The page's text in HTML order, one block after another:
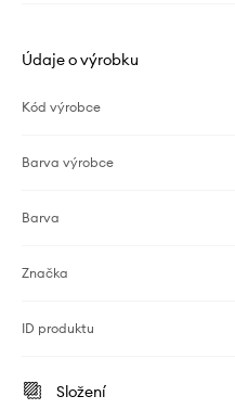
Údaje o výrobku
Kód výrobce
Barva výrobce
Barva
Značka
ID produktu
Složení